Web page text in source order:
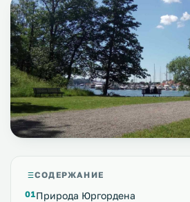
СОДЕРЖАНИЕ
Природа Юргордена